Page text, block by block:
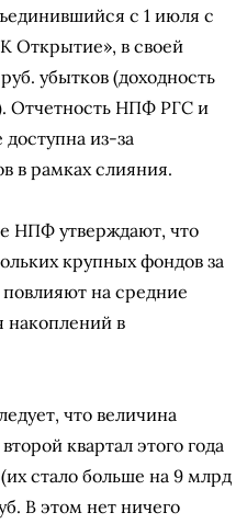
с 1 июля с
Открытие», в своей
убытков (доходность
Отчетность НПФ РГС и
из-за
в рамках слияния.
НПФ утверждают, что
крупных фондов за
повлияют на средние
накоплений в
что величина
квартал этого года
стало больше на 9 млрд
В этом нет ничего